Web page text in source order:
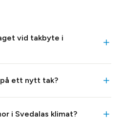
vid takbyte i
direkt på fakturan så du slipper
gäller arbetet, inte
du äger bostaden och har
ett nytt tak?
garanti. Exakt omfattning
i Svedalas klimat?